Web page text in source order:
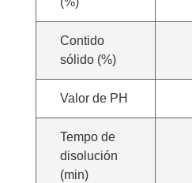
Contido
sólido (%)
Valor de PH
Tempo de
disolución
(min)